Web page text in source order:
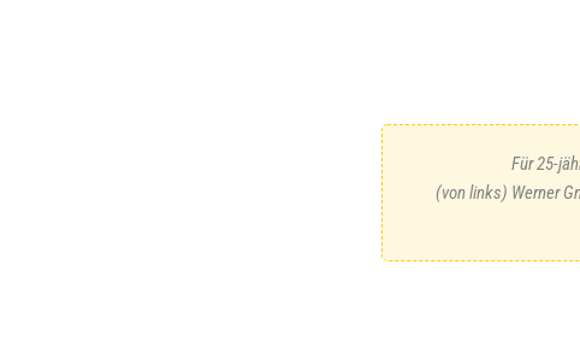
Für 25-
(von links) Werner